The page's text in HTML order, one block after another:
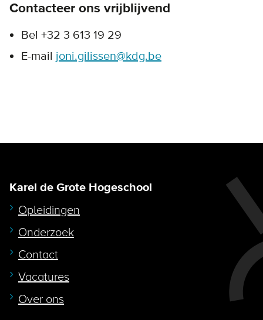
Contacteer ons vrijblijvend
Bel +32 3 613 19 29
E-mail joni.gilissen@kdg.be
Karel de Grote Hogeschool
Opleidingen
Onderzoek
Contact
Vacatures
Over ons